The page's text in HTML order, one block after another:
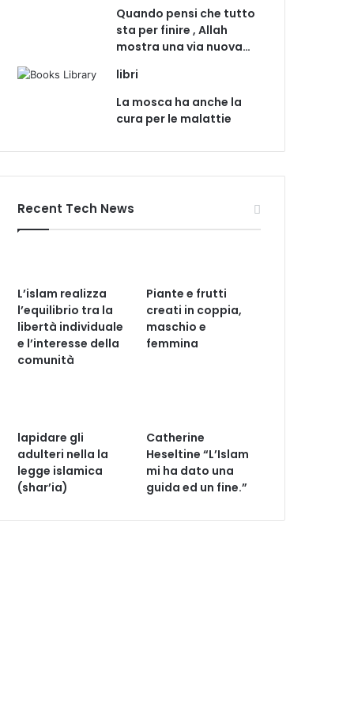
Quando pensi che tutto
sta per finire , Allah
mostra una via nuova…
libri
La mosca ha anche la
cura per le malattie
Recent Tech News
L’islam realizza
l’equilibrio tra la
libertà individuale
e l’interesse della
comunità
Piante e frutti
creati in coppia,
maschio e
femmina
lapidare gli
adulteri nella la
legge islamica
(shar’ia)
Catherine
Heseltine “L’Islam
mi ha dato una
guida ed un fine.”